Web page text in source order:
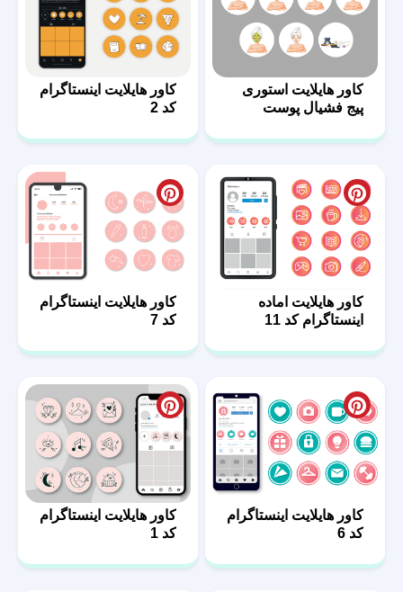
کاور هایلایت استوری
پیج فشیال پوست
کاور هایلایت اینستاگرام
کد 2
کاور هایلایت اماده
اینستاگرام کد 11
کاور هایلایت اینستاگرام
کد 7
کاور هایلایت اینستاگرام
کد 6
کاور هایلایت اینستاگرام
کد 1